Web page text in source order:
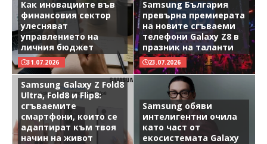
Как иновациите във
финансовия сектор
улесняват
управлението на
личния бюджет
31.07.2026
Samsung България
превърна премиерата
на новите сгъваеми
телефони Galaxy Z8 в
празник на таланти
23.07.2026
Samsung Galaxy Z Fold8
Ultra, Fold8 и Flip8:
сгъваемите
смартфони, които се
адаптират към твоя
начин на живот
Samsung обяви
интелигентни очила
като част от
екосистемата Galaxy